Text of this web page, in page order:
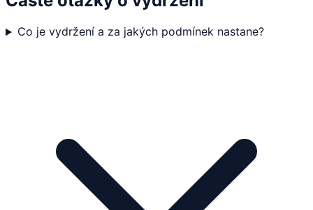
Co je vydržení a za jakých podmínek nastane?